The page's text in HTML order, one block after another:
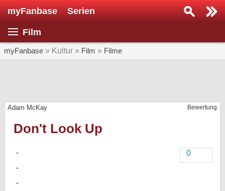
myFanbase Serien
Film
myFanbase » Kultur » Film » Filme
Bewertung
Adam McKay
Don't Look Up
0
Serie suchen...
SERIEN
Veranstaltungen